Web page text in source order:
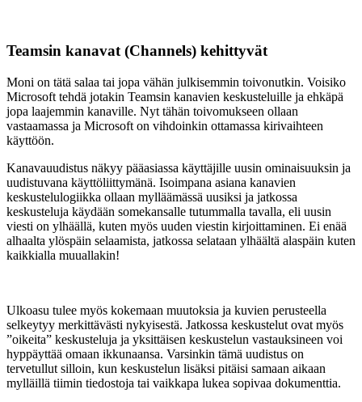
Teamsin kanavat (Channels) kehittyvät
Moni on tätä salaa tai jopa vähän julkisemmin toivonutkin. Voisiko
Microsoft tehdä jotakin Teamsin kanavien keskusteluille ja ehkäpä
jopa laajemmin kanaville. Nyt tähän toivomukseen ollaan
vastaamassa ja Microsoft on vihdoinkin ottamassa kirivaihteen
käyttöön.
Kanavauudistus näkyy pääasiassa käyttäjille uusin ominaisuuksin ja
uudistuvana käyttöliittymänä. Isoimpana asiana kanavien
keskustelulogiikka ollaan mylläämässä uusiksi ja jatkossa
keskusteluja käydään somekansalle tutummalla tavalla, eli uusin
viesti on ylhäällä, kuten myös uuden viestin kirjoittaminen. Ei enää
alhaalta ylöspäin selaamista, jatkossa selataan ylhäältä alaspäin kuten
kaikkialla muuallakin!
Ulkoasu tulee myös kokemaan muutoksia ja kuvien perusteella
selkeytyy merkittävästi nykyisestä. Jatkossa keskustelut ovat myös
”oikeita” keskusteluja ja yksittäisen keskustelun vastauksineen voi
hyppäyttää omaan ikkunaansa. Varsinkin tämä uudistus on
tervetullut silloin, kun keskustelun lisäksi pitäisi samaan aikaan
mylläillä tiimin tiedostoja tai vaikkapa lukea sopivaa dokumenttia.